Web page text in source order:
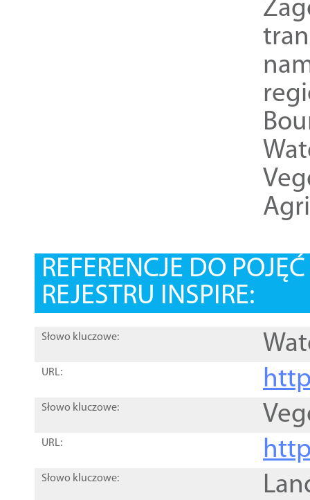
REFERENCJE DO
REJESTRU INSPIRE:
Słowo kluczowe:
URL:
Słowo kluczowe:
URL:
Słowo kluczowe: